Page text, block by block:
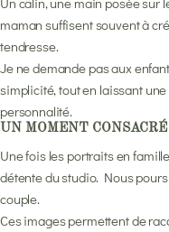
maman suffisent souvent à
tendresse.
Je ne demande pas aux
simplicité, tout en laissant
personnalité.
UN MOMENT
Une fois les portraits en
détente du studio. Nous
couple.
Ces images permettent de